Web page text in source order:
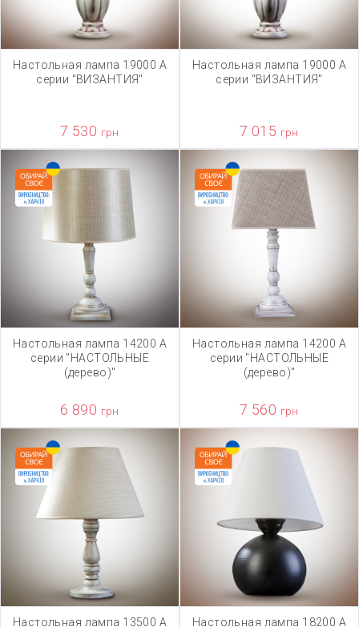
Настольная лампа 19000 А
серии "ВИЗАНТИЯ"
7 530 грн
Настольная лампа 19000 А
серии "ВИЗАНТИЯ"
7 015 грн
Настольная лампа 14200 А
серии "НАСТОЛЬНЫЕ
(дерево)"
6 890 грн
Настольная лампа 14200 А
серии "НАСТОЛЬНЫЕ
(дерево)"
7 560 грн
Настольная лампа 13500 А Настольная лампа 18200 А